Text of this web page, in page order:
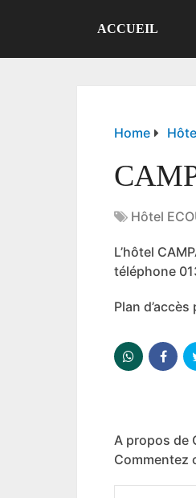
ACCUEIL
Home
Hôtel
L’hôtel
téléphone
Plan d’accès
A propos de
Commentez